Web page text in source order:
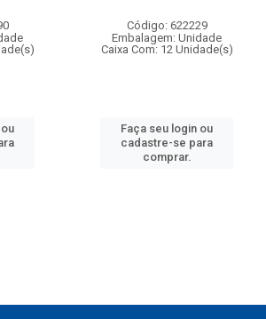
Código: 622229
Embalagem: Unidade
Caixa Com: 12 Unidade(s)
Faça seu login ou
cadastre-se para
comprar.